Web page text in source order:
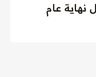
نهاية عام